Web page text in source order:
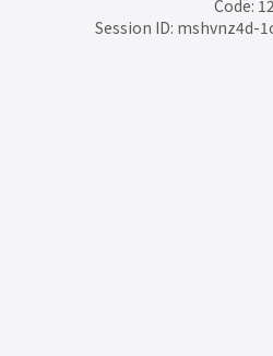
Code: 12
Session ID: mshvnz4d-